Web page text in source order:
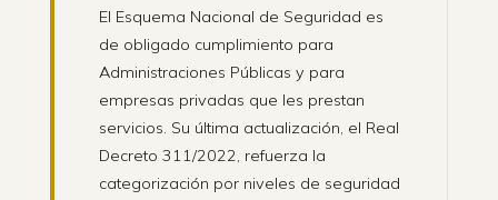
El Esquema Nacional de Seguridad es
de obligado cumplimiento para
Administraciones Públicas y para
empresas privadas que les prestan
servicios. Su última actualización, el Real
Decreto 311/2022, refuerza la
categorización por niveles de seguridad